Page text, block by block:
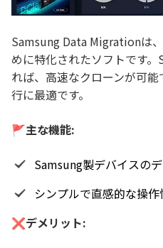
Samsung Data Migrationは
めに特化されたソフトです
れば、高速なクローンが可
行に最適です。
🚩主な機能:
Samsung製デバイスの
シンプルで直感的な操作
❌デメリット: